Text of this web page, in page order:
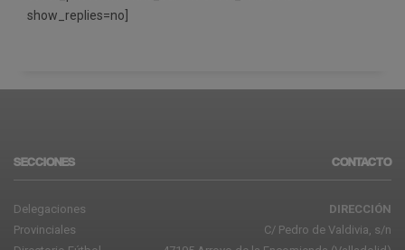
show_replies=no]
SECCIONES
Delegaciones
Provinciales
CONTACTO
DIRECCIÓN
C/ Pedro de Valdivia, s/n